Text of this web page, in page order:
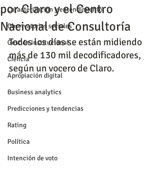
Caracterización y entendimiento
Observatorios sociales
Gestión institucional
Ciencia
Apropiación digital
Business analytics
Predicciones y tendencias
Rating
Política
Intención de voto
por Claro y el Centro
Nacional de Consultoría
Todos los días se están midiendo
más de 130 mil decodificadores,
según un vocero de Claro.